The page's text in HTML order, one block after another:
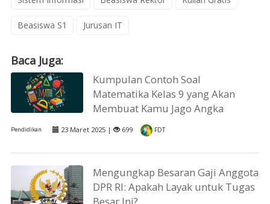
Beasiswa S1 Jurusan IT
Baca Juga:
Kumpulan Contoh Soal
Matematika Kelas 9 yang Akan
Membuat Kamu Jago Angka
Pendidikan 23 Maret 2025 | 699 FDT
Mengungkap Besaran Gaji Anggota
DPR RI: Apakah Layak untuk Tugas